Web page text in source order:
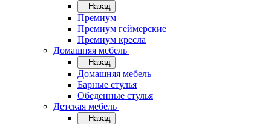
Назад
Премиум
Премиум геймерские
Премиум кресла
Домашняя мебель
Назад
Домашняя мебель
Барные стулья
Обеденные стулья
Детская мебель
Назад